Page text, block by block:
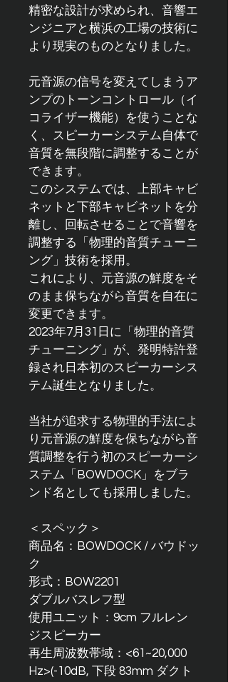
精密な設計が求められ、音響エ
ンジニアと横浜の工場の技術に
より現実のものとなりました。
元音源の信号を変えてしまうア
ンプのトーンコントロール（イ
コライザー機能）を使うことな
く、スピーカーシステム自体で
音質を無段階に調整することが
できます。
このシステムでは、上部キャビ
ネットと下部キャビネットを分
離し、回転させることで音響を
調整する「物理的音質チューニ
ング」技術を採用。
これにより、元音源の鮮度をそ
のまま保ちながら音質を自在に
変更できます。
2023年7月31日に「物理的音質
チューニング」が、発明特許登
録され日本初のスピーカーシス
テム誕生となりました。
当社が追求する物理的手法によ
り元音源の鮮度を保ちながら音
質調整を行う初のスピーカーシ
ステム「BOWDOCK」をブラ
ンド名としても採用しました。
＜スペック＞
商品名：BOWDOCK / バウドッ
ク
形式：BOW2201
ダブルバスレフ型
使用ユニット：9cm フルレン
ジスピーカー
再生周波数帯域：<61~20,000
Hz>(-10dB, 下段 83mm ダクト